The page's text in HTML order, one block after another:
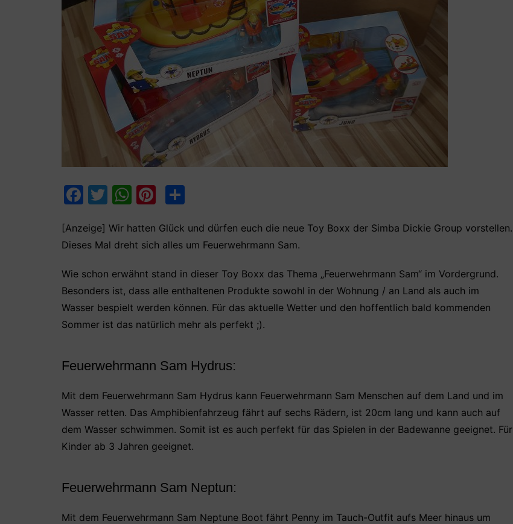
F
c
e
b
o
o
k
T
itt
er
W
at
s
A
p
p
Pi
er
e
st
le
n
[Anzeige] Wir hatten Glück und dürfen euch die neue Toy Boxx der Simba Dickie Group vorstellen.
Dieses Mal dreht sich alles um Feuerwehrmann Sam.
Wie schon erwähnt stand in dieser Toy Boxx das Thema „Feuerwehrmann Sam“ im Vordergrund.
Besonders ist, dass alle enthaltenen Produkte sowohl in der Wohnung / an Land als auch im
Wasser bespielt werden können. Für das aktuelle Wetter und den hoffentlich bald kommenden
Sommer ist das natürlich mehr als perfekt ;).
Feuerwehrmann Sam Hydrus:
Mit dem Feuerwehrmann Sam Hydrus kann Feuerwehrmann Sam Menschen auf dem Land und im
Wasser retten. Das Amphibienfahrzeug fährt auf sechs Rädern, ist 20cm lang und kann auch auf
dem Wasser schwimmen. Somit ist es auch perfekt für das Spielen in der Badewanne geeignet. Für
Kinder ab 3 Jahren geeignet.
Feuerwehrmann Sam Neptun:
Mit dem Feuerwehrmann Sam Neptune Boot fährt Penny im Tauch-Outfit aufs Meer hinaus um